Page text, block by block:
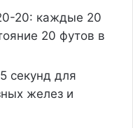
20: каждые 20
20 футов в
секунд для
желез и